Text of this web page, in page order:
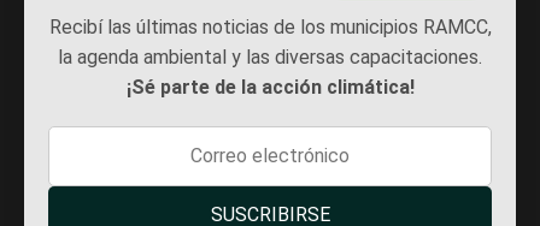
Recibí las últimas noticias de los municipios RAMCC,
la agenda ambiental y las diversas capacitaciones.
¡Sé parte de la acción climática!
SUSCRIBIRSE